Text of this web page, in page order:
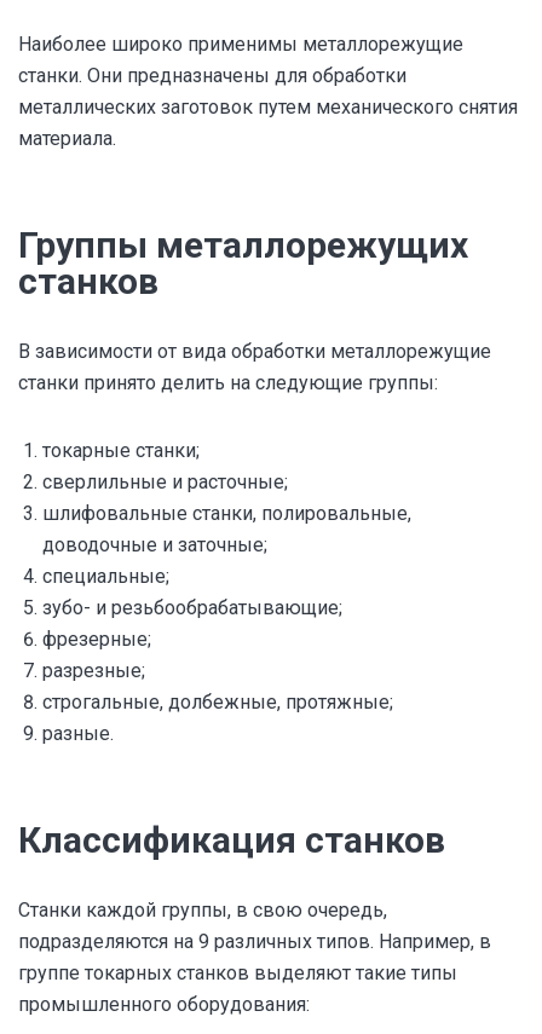
Наиболее широко применимы металлорежущие
станки. Они предназначены для обработки
металлических заготовок путем механического снятия
материала.
Группы металлорежущих
станков
В зависимости от вида обработки металлорежущие
станки принято делить на следующие группы:
токарные станки;
сверлильные и расточные;
шлифовальные станки, полировальные,
доводочные и заточные;
специальные;
зубо- и резьбообрабатывающие;
фрезерные;
разрезные;
строгальные, долбежные, протяжные;
разные.
Классификация станков
Станки каждой группы, в свою очередь,
подразделяются на 9 различных типов. Например, в
группе токарных станков выделяют такие типы
промышленного оборудования: